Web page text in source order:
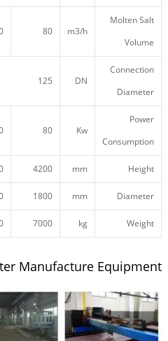
Molten Salt
Volume
m3/h
80
Connection
Diameter
DN
125
Power
Consumption
Kw
80
Height
mm
4200
Diameter
mm
1800
Weight
kg
7000
Manufacture Equipment